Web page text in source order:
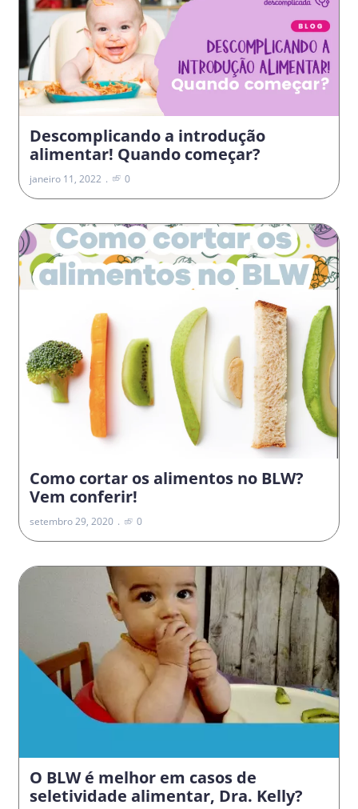
Descomplicando a introdução
alimentar! Quando começar?
janeiro 11, 2022 0
Como cortar os alimentos no BLW?
Vem conferir!
setembro 29, 2020 0
O BLW é melhor em casos de
seletividade alimentar, Dra. Kelly?